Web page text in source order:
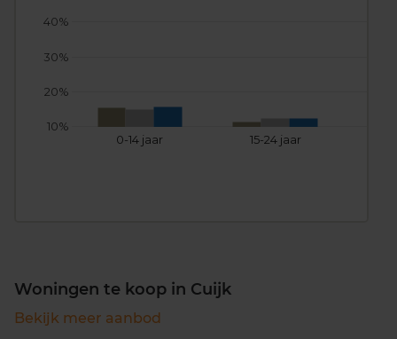
0-14 jaar 15-24 jaar
10%
20%
30%
40%
Woningen te koop in Cuijk
Bekijk meer aanbod